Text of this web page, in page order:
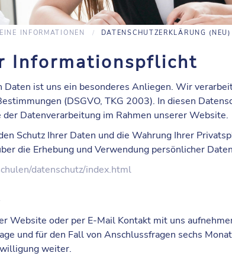
INFORMATIONEN DATENSCHUTZERKLÄRUNG (NEU)
Informationspflicht
Daten ist uns ein besonderes Anliegen. Wir
(DSGVO, TKG 2003). In diesen
Datenverarbeitung im Rahmen unserer Website.
Schutz Ihrer Daten und die Wahrung Ihrer
die Erhebung und Verwendung persönlicher
datenschutz/index.html
Website oder per E-Mail Kontakt mit uns
und für den Fall von Anschlussfragen sechs
weiter.